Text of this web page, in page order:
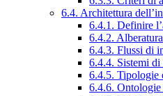
6.4. Architettura
6.4.1. Definire
6.4.2. Alberatura
6.4.3. Flussi di
6.4.4. Sistemi
6.4.5. Tipologie
6.4.6. Ontologie